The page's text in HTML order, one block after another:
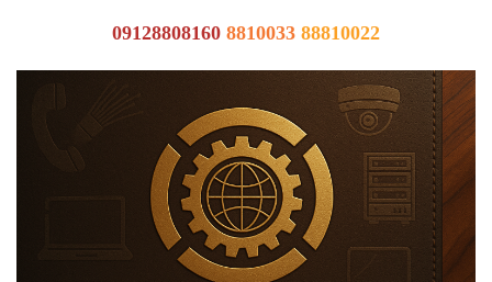
09128808160 8810033 88810022